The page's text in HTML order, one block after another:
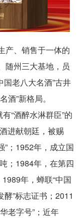
、销售于一体的
随州三大基地，员
老八大名酒”古井
”新格局。
“酒醉水淋群臣”的
进献朝廷，被赐
”；1952年，成立国
；1984年，在第四
年，蝉联“中国
酵”标志证书；2011
老字号”；近年